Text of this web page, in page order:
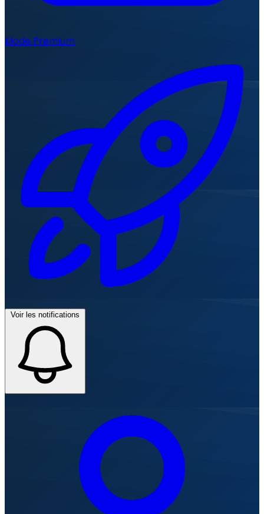
Mode Premium
Voir les notifications